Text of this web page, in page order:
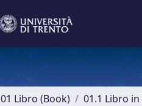
01 Libro (Book) 01.1 Libro